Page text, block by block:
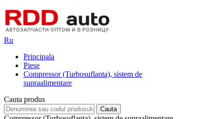
Ru
Principala
Piese
Compressor (Turbosuflanta), sistem de
supraalimentare
Cauta produs